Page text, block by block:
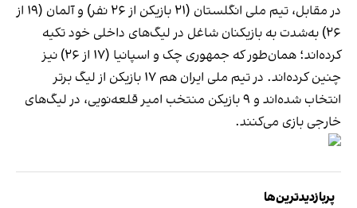
در مقابل، تیم ملی انگلستان (۲۱ بازیکن از ۲۶ نفر) و آلمان (۱۹ از
۲۶) به‌شدت به بازیکنان شاغل در لیگ‌های داخلی خود تکیه
کرده‌اند؛ همان‌طور که جمهوری چک و اسپانیا (۱۷ از ۲۶) نیز
چنین کرده‌اند. در تیم ملی ایران هم ۱۷ بازیکن از لیگ برتر
انتخاب شده‌اند و ۹ بازیکن منتخب امیر قلعه‌نویی، در لیگ‌های
خارجی بازی می‌کنند.
پربازدیدترین‌ها